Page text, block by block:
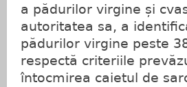
a pădurilor virgine și
autoritatea sa, a
pădurilor virgine peste
respectă criteriile
întocmirea caietul de